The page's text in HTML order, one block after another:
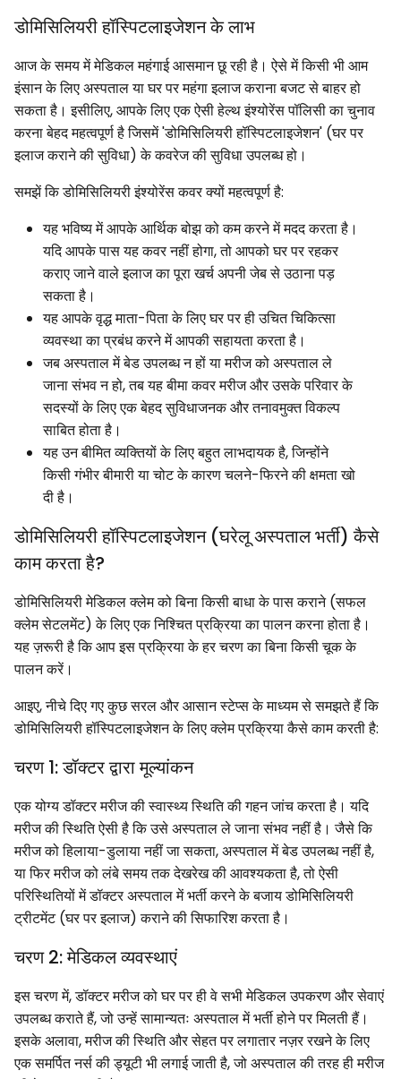
डोमिसिलियरी हॉस्पिटलाइजेशन के लाभ
आज के समय में मेडिकल महंगाई आसमान छू रही है। ऐसे में किसी भी आम
इंसान के लिए अस्पताल या घर पर महंगा इलाज कराना बजट से बाहर हो
सकता है। इसीलिए, आपके लिए एक ऐसी हेल्थ इंश्योरेंस पॉलिसी का चुनाव
करना बेहद महत्वपूर्ण है जिसमें 'डोमिसिलियरी हॉस्पिटलाइजेशन' (घर पर
इलाज कराने की सुविधा) के कवरेज की सुविधा उपलब्ध हो।
समझें कि डोमिसिलियरी इंश्योरेंस कवर क्यों महत्वपूर्ण है:
यह भविष्य में आपके आर्थिक बोझ को कम करने में मदद करता है।
यदि आपके पास यह कवर नहीं होगा, तो आपको घर पर रहकर
कराए जाने वाले इलाज का पूरा खर्च अपनी जेब से उठाना पड़
सकता है।
यह आपके वृद्ध माता-पिता के लिए घर पर ही उचित चिकित्सा
व्यवस्था का प्रबंध करने में आपकी सहायता करता है।
जब अस्पताल में बेड उपलब्ध न हों या मरीज को अस्पताल ले
जाना संभव न हो, तब यह बीमा कवर मरीज और उसके परिवार के
सदस्यों के लिए एक बेहद सुविधाजनक और तनावमुक्त विकल्प
साबित होता है।
यह उन बीमित व्यक्तियों के लिए बहुत लाभदायक है, जिन्होंने
किसी गंभीर बीमारी या चोट के कारण चलने-फिरने की क्षमता खो
दी है।
डोमिसिलियरी हॉस्पिटलाइजेशन (घरेलू अस्पताल भर्ती) कैसे
काम करता है?
डोमिसिलियरी मेडिकल क्लेम को बिना किसी बाधा के पास कराने (सफल
क्लेम सेटलमेंट) के लिए एक निश्चित प्रक्रिया का पालन करना होता है।
यह ज़रूरी है कि आप इस प्रक्रिया के हर चरण का बिना किसी चूक के
पालन करें।
आइए, नीचे दिए गए कुछ सरल और आसान स्टेप्स के माध्यम से समझते हैं कि
डोमिसिलियरी हॉस्पिटलाइजेशन के लिए क्लेम प्रक्रिया कैसे काम करती है:
चरण 1: डॉक्टर द्वारा मूल्यांकन
एक योग्य डॉक्टर मरीज की स्वास्थ्य स्थिति की गहन जांच करता है। यदि
मरीज की स्थिति ऐसी है कि उसे अस्पताल ले जाना संभव नहीं है। जैसे कि
मरीज को हिलाया-डुलाया नहीं जा सकता, अस्पताल में बेड उपलब्ध नहीं है,
या फिर मरीज को लंबे समय तक देखरेख की आवश्यकता है, तो ऐसी
परिस्थितियों में डॉक्टर अस्पताल में भर्ती करने के बजाय डोमिसिलियरी
ट्रीटमेंट (घर पर इलाज) कराने की सिफारिश करता है।
चरण 2: मेडिकल व्यवस्थाएं
इस चरण में, डॉक्टर मरीज को घर पर ही वे सभी मेडिकल उपकरण और सेवाएं
उपलब्ध कराते हैं, जो उन्हें सामान्यतः अस्पताल में भर्ती होने पर मिलती हैं।
इसके अलावा, मरीज की स्थिति और सेहत पर लगातार नज़र रखने के लिए
एक समर्पित नर्स की ड्यूटी भी लगाई जाती है, जो अस्पताल की तरह ही मरीज